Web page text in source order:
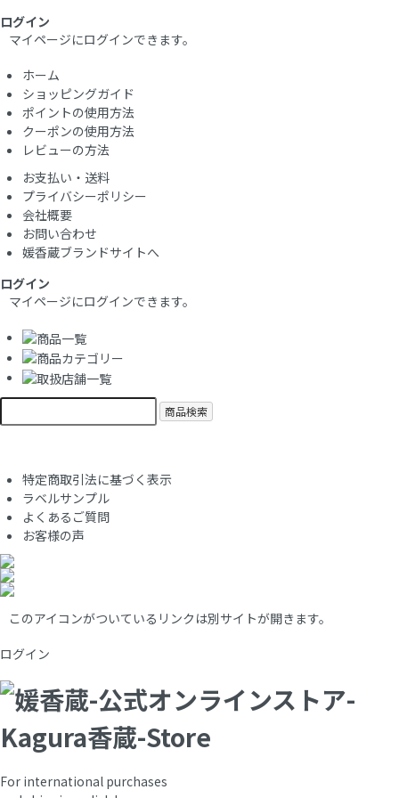
ログイン
マイページにログインできます。
ホーム
ショッピングガイド
ポイントの使用方法
クーポンの使用方法
レビューの方法
お支払い・送料
プライバシーポリシー
会社概要
お問い合わせ
媛香蔵ブランドサイトへ
ログイン
マイページにログインできます。
商品検索
特定商取引法に基づく表示
ラベルサンプル
よくあるご質問
お客様の声
このアイコンがついているリンクは別サイトが開きます。
ログイン
For international purchases